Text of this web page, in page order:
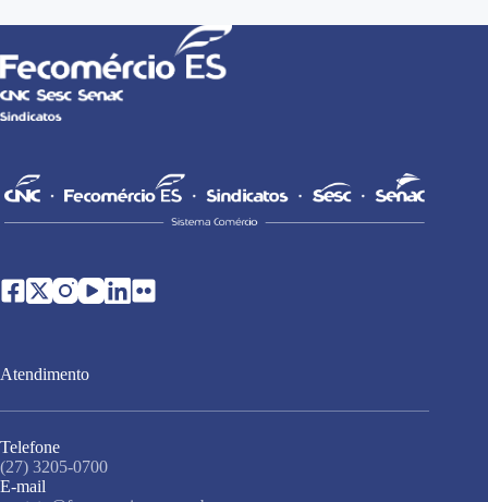
Atendimento
Telefone
(27) 3205-0700
E-mail